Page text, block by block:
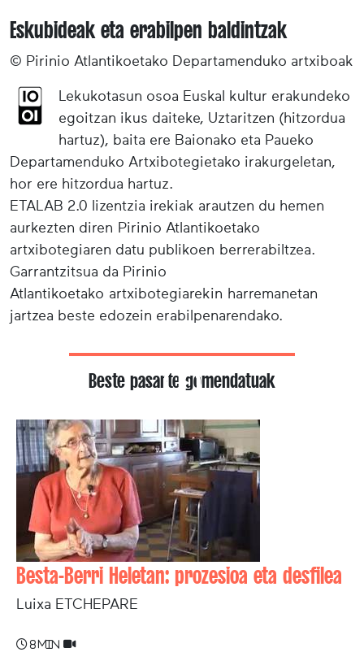
Eskubideak eta erabilpen baldintzak
© Pirinio Atlantikoetako Departamenduko artxiboak
Lekukotasun osoa Euskal kultur erakundeko
egoitzan ikus daiteke, Uztaritzen (hitzordua
hartuz), baita ere Baionako eta Paueko
Departamenduko Artxibotegietako irakurgeletan,
hor ere hitzordua hartuz.
ETALAB 2.0 lizentzia irekiak arautzen du hemen
aurkezten diren Pirinio Atlantikoetako
artxibotegiaren datu publikoen berrerabiltzea.
Garrantzitsua da Pirinio
Atlantikoetako artxibotegiarekin harremanetan
jartzea beste edozein erabilpenarendako.
Beste pasarte gomendatuak
Besta-Berri Heletan: prozesioa eta desfilea
Luixa ETCHEPARE
8 min